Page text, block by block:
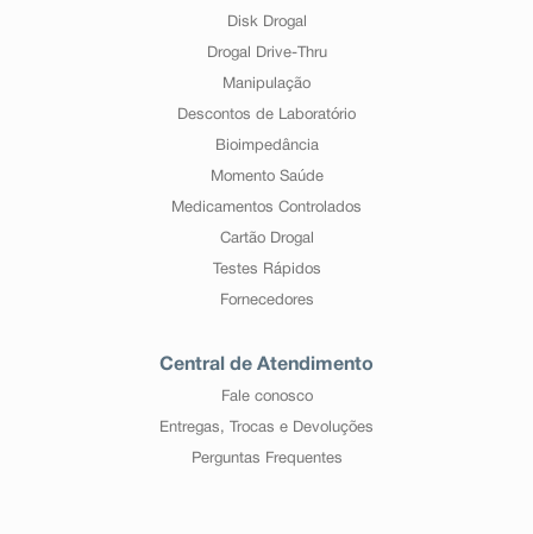
Disk Drogal
Drogal Drive-Thru
Manipulação
Descontos de Laboratório
Bioimpedância
Momento Saúde
Medicamentos Controlados
Cartão Drogal
Testes Rápidos
Fornecedores
Central de Atendimento
Fale conosco
Entregas, Trocas e Devoluções
Perguntas Frequentes